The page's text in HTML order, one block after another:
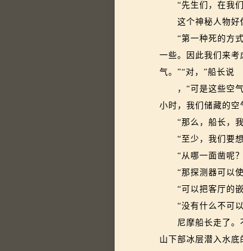
“先生们，在我们
这个神秘人物好像
“第一种死的方式
一些。因此我们来考
气。”“对，”船长说
，“可是这些空气
小时，我们储藏的空
“那么，船长，我
“至少，我们要想
“从哪一面凿呢？
“那探测器可以使
“可以把客厅的嵌
“没有什么不可以
尼摩船长走了。不
山下部冰层潜入水底